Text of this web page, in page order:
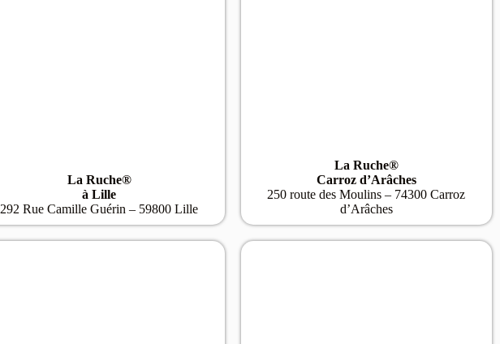
La Ruche®
à Lille
292 Rue Camille Guérin – 59800 Lille
La Ruche®
Carroz d’Arâches
250 route des Moulins – 74300 Carroz
d’Arâches